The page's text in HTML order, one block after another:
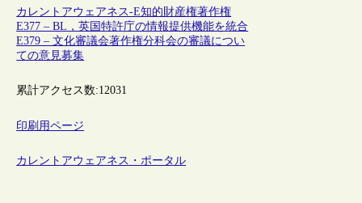
カレントアウェアネス-E知的財産権著作権
E377 – BL，英国特許庁の情報提供機能を統合
E379 – 文化審議会著作権分科会の審議につい
ての意見募集
累計アクセス数:12031
印刷用ページ
カレントアウェアネス・ポータル